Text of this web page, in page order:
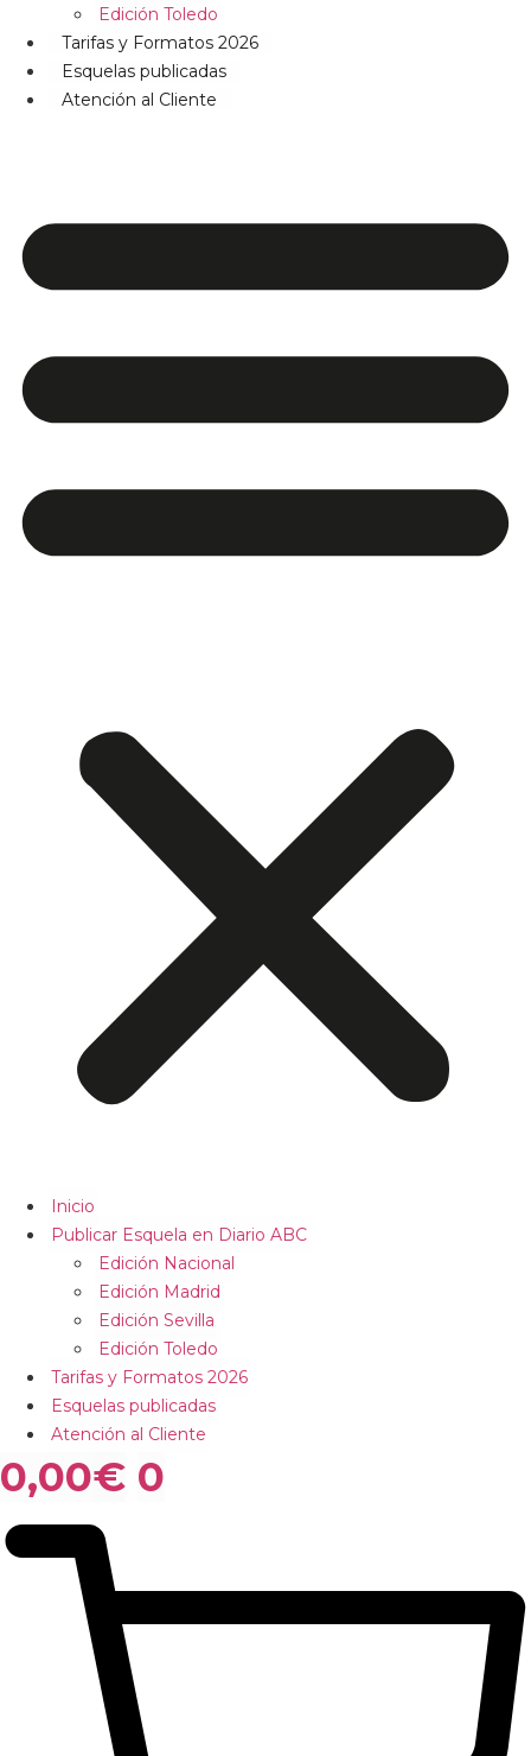
Edición Toledo
Tarifas y Formatos 2026
Esquelas publicadas
Atención al Cliente
Inicio
Publicar Esquela en Diario ABC
Edición Nacional
Edición Madrid
Edición Sevilla
Edición Toledo
Tarifas y Formatos 2026
Esquelas publicadas
Atención al Cliente
0,00€ 0